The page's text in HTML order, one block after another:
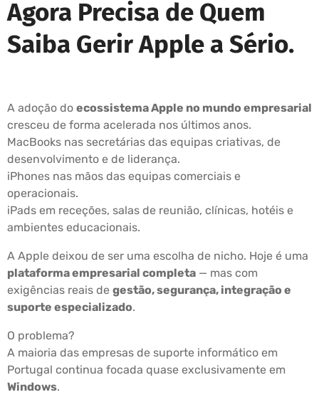
Agora Precisa de Quem
Saiba Gerir Apple a Sério.
A adoção do ecossistema Apple no mundo empresarial
cresceu de forma acelerada nos últimos anos.
MacBooks nas secretárias das equipas criativas, de
desenvolvimento e de liderança.
iPhones nas mãos das equipas comerciais e
operacionais.
iPads em receções, salas de reunião, clínicas, hotéis e
ambientes educacionais.
A Apple deixou de ser uma escolha de nicho. Hoje é uma
plataforma empresarial completa — mas com
exigências reais de gestão, segurança, integração e
suporte especializado.
O problema?
A maioria das empresas de suporte informático em
Portugal continua focada quase exclusivamente em
Windows.